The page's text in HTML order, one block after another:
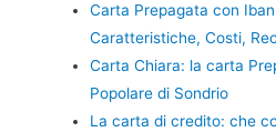
Carta Prepagata con
Caratteristiche, Costi,
Carta Chiara: la carta
Popolare di Sondrio
La carta di credito: che